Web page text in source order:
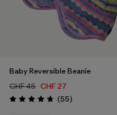
Baby Reversible Beanie
CHF 45 CHF 27
Bewertung: 4.7 / 5
(55Rezensionen
)